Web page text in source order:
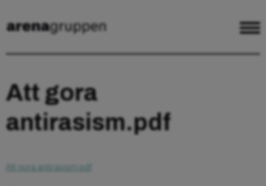
Att gora
antirasism.pdf
Att gora antirasism.pdf